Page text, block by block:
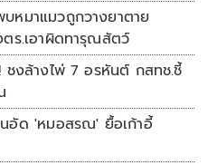
หมาแมวถูกวางยาตาย
ร.เอาผิดทารุณสัตว์
ชงล้างไพ่ 7 อรหันต์ กสทช.ชี้
อัด 'หมอสรณ' ยื้อเก้าอี้